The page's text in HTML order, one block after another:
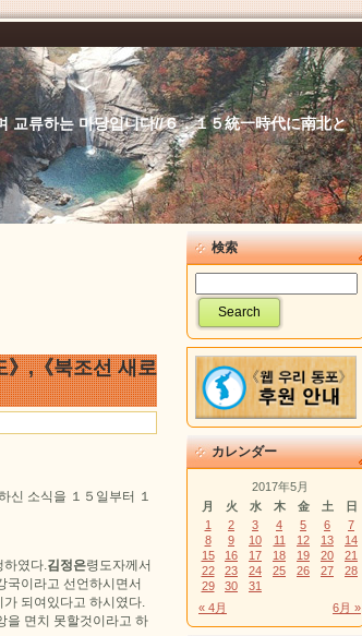
류하는 마당입니다//６．１５統一時代に南北と
》,《북조선 새로
신 소식을 １５일부터 １
였다. 김정은령도자께서
국이라고 선언하시면서
되여있다고 하시였다.
을 면치 못할것이라고 하
検索
カレンダー
2017年5月
月
火 水 木 金 土 日
« 4月 6月 »
1 2 3 4 5 6
7
8
9 10 11 12 13
14
15
16 17 18 19 20
21
22
23 24 25 26 27
28
29
30 31